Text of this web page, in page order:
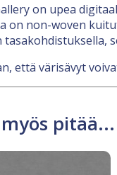
on upea
on non-woven
tasakohdistuksella,
että värisävyt
pitää...